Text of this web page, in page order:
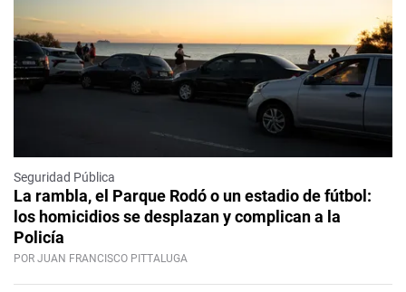
Seguridad Pública
La rambla, el Parque Rodó o un estadio de fútbol:
los homicidios se desplazan y complican a la
Policía
POR JUAN FRANCISCO PITTALUGA